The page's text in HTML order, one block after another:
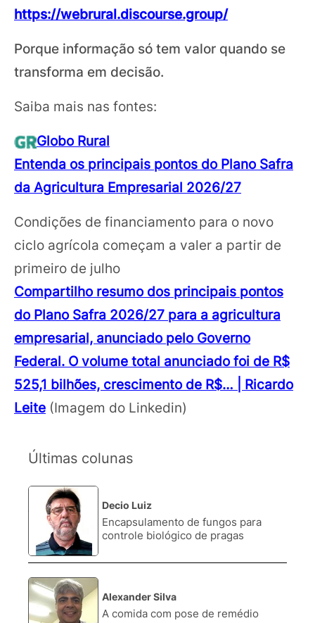
https://webrural.discourse.group/
Porque informação só tem valor quando se
transforma em decisão.
Saiba mais nas fontes:
Globo Rural
Entenda os principais pontos do Plano Safra
da Agricultura Empresarial 2026/27
Condições de financiamento para o novo
ciclo agrícola começam a valer a partir de
primeiro de julho
Compartilho resumo dos principais pontos
do Plano Safra 2026/27 para a agricultura
empresarial, anunciado pelo Governo
Federal. O volume total anunciado foi de R$
525,1 bilhões, crescimento de R$… | Ricardo
Leite (Imagem do Linkedin)
Últimas colunas
Decio Luiz
Encapsulamento de fungos para
controle biológico de pragas
2.
Alexander Silva
A comida com pose de remédio